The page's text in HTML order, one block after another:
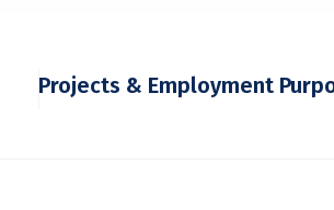
Projects & Employment